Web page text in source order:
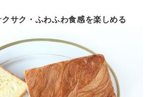
サク・ふわふわ食感を楽しめる